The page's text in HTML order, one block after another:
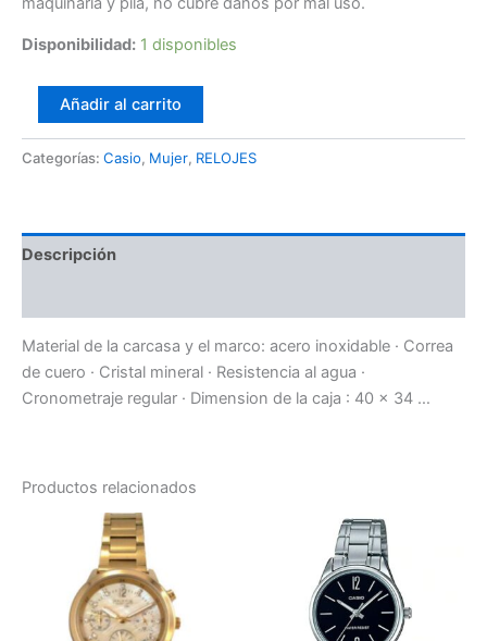
Disponibilidad: 1 disponibles
Añadir al carrito
Categorías: Casio, Mujer, RELOJES
Descripción
Material de la carcasa y el marco: acero inoxidable · Correa
de cuero · Cristal mineral · Resistencia al agua ·
Cronometraje regular · Dimension de la caja : 40 x 34 …
Productos relacionados